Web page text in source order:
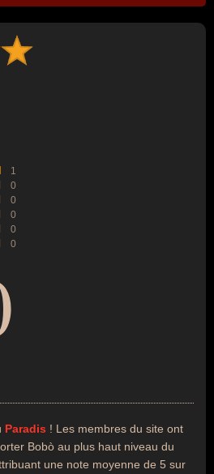
1
0
0
0
0
0
Paradis ! Les membres du site ont
Bobò au plus haut niveau du
une note moyenne de 5 sur